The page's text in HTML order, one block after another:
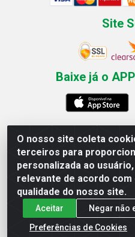
O nosso site coleta
terceiros para
personalizada ao
relevante de acordo
qualidade do nosso site.
Aceitar
Negar não
Preferências de Cookies
Site
Baixe já o
Esperança Nordeste - Rua
Estância - Recife / PE